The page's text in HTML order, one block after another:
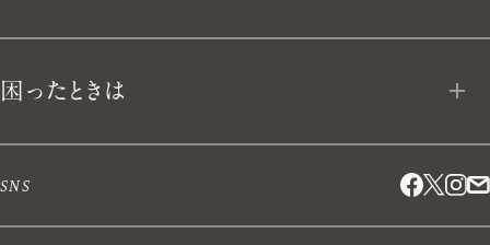
キッチンアイテム
採用情報
VERMICULAR NEWoMan TAKANAWA
リペアプログラム
困ったときは
困ったときは
SNS